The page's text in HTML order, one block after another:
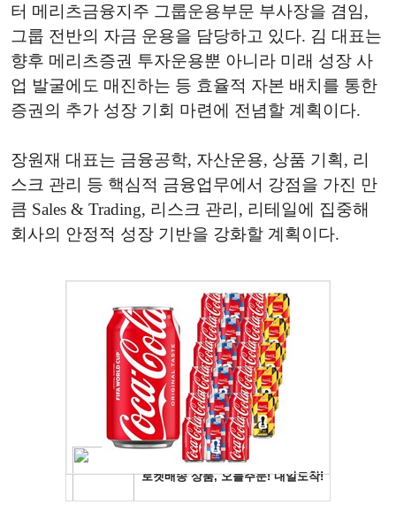
터 메리츠금융지주 그룹운용부문 부사장을 겸임,
그룹 전반의 자금 운용을 담당하고 있다. 김 대표는
향후 메리츠증권 투자운용뿐 아니라 미래 성장 사
업 발굴에도 매진하는 등 효율적 자본 배치를 통한
증권의 추가 성장 기회 마련에 전념할 계획이다.
장원재 대표는 금융공학, 자산운용, 상품 기획, 리
스크 관리 등 핵심적 금융업무에서 강점을 가진 만
큼 Sales & Trading, 리스크 관리, 리테일에 집중해
회사의 안정적 성장 기반을 강화할 계획이다.